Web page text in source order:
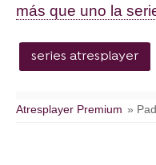
más que uno la
series atresplayer
Atresplayer Premium »